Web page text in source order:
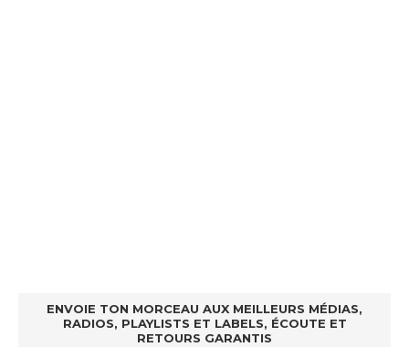
ENVOIE TON MORCEAU AUX MEILLEURS MÉDIAS,
RADIOS, PLAYLISTS ET LABELS, ÉCOUTE ET
RETOURS GARANTIS